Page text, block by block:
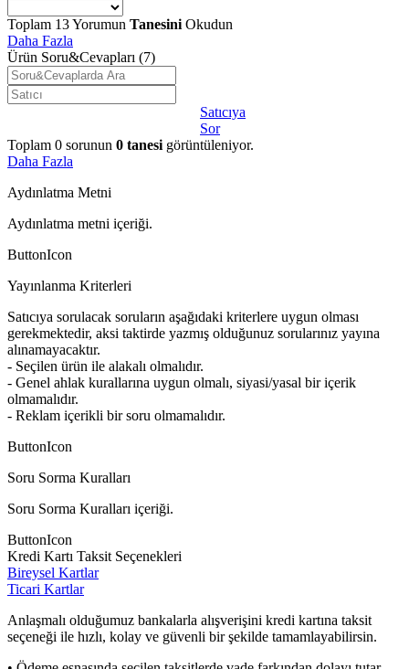
Toplam 13Yorumun TanesiniOkudun
Daha Fazla
Ürün Soru&Cevapları (7)
Satıcıya
Sor
Toplam 0 sorunun 0 tanesi görüntüleniyor.
Daha Fazla
Aydınlatma Metni
Aydınlatma metni içeriği.
ButtonIcon
Yayınlanma Kriterleri
Satıcıya sorulacak soruların aşağıdaki kriterlere uygun olması
gerekmektedir, aksi taktirde yazmış olduğunuz sorularınız yayına
alınamayacaktır.
- Seçilen ürün ile alakalı olmalıdır.
- Genel ahlak kurallarına uygun olmalı, siyasi/yasal bir içerik
olmamalıdır.
- Reklam içerikli bir soru olmamalıdır.
ButtonIcon
Soru Sorma Kuralları
Soru Sorma Kuralları içeriği.
ButtonIcon
Kredi Kartı Taksit Seçenekleri
Bireysel Kartlar
Ticari Kartlar
Anlaşmalı olduğumuz bankalarla alışverişini kredi kartına taksit
seçeneği ile hızlı, kolay ve güvenli bir şekilde tamamlayabilirsin.